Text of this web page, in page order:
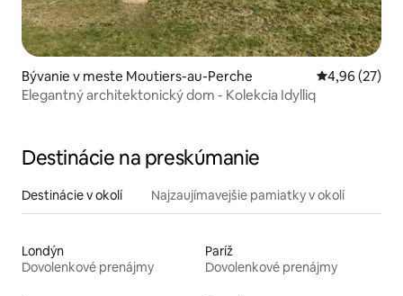
Bývanie v meste Moutiers-au-Perche Priemerné
4,96 (27)
Elegantný architektonický dom - Kolekcia Idylliq
Destinácie na preskúmanie
Destinácie v okolí Najzaujímavejšie pamiatky v okolí
Londýn
Dovolenkové prenájmy
Paríž
Dovolenkové prenájmy